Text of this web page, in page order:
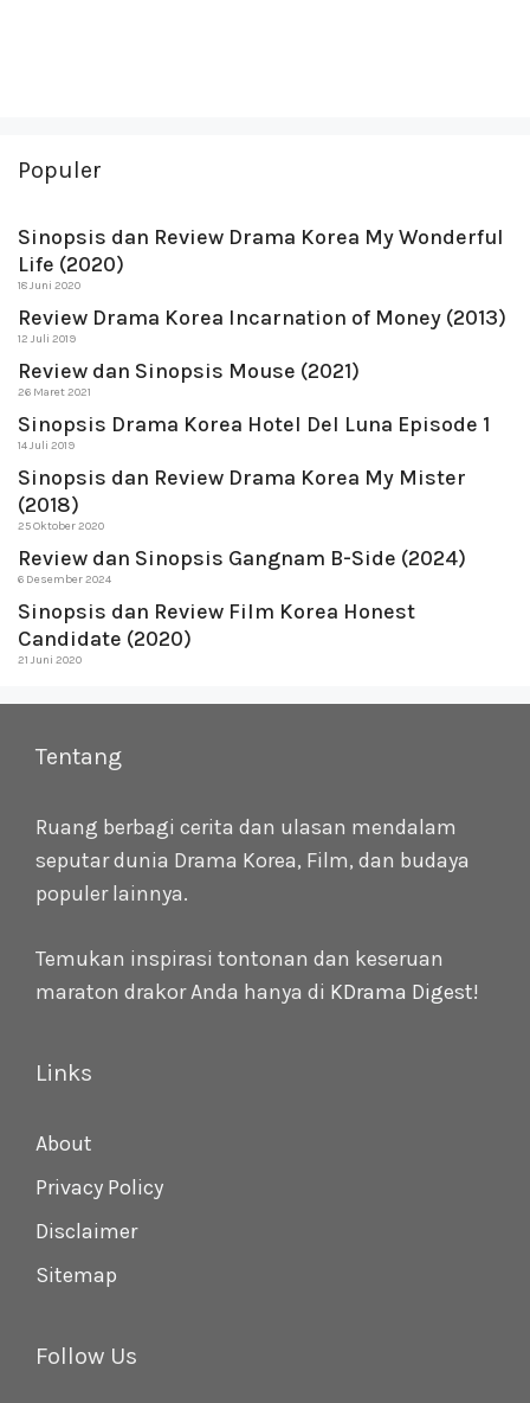
Populer
Sinopsis dan Review Drama Korea My Wonderful
Life (2020)
18 Juni 2020
Review Drama Korea Incarnation of Money (2013)
12 Juli 2019
Review dan Sinopsis Mouse (2021)
26 Maret 2021
Sinopsis Drama Korea Hotel Del Luna Episode 1
14 Juli 2019
Sinopsis dan Review Drama Korea My Mister
(2018)
25 Oktober 2020
Review dan Sinopsis Gangnam B-Side (2024)
6 Desember 2024
Sinopsis dan Review Film Korea Honest
Candidate (2020)
21 Juni 2020
Tentang
Ruang berbagi cerita dan ulasan mendalam
seputar dunia Drama Korea, Film, dan budaya
populer lainnya.
Temukan inspirasi tontonan dan keseruan
maraton drakor Anda hanya di KDrama Digest!
Links
About
Privacy Policy
Disclaimer
Sitemap
Follow Us